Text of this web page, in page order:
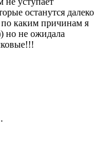
останутся далеко
каким причинам я
но не ожидала